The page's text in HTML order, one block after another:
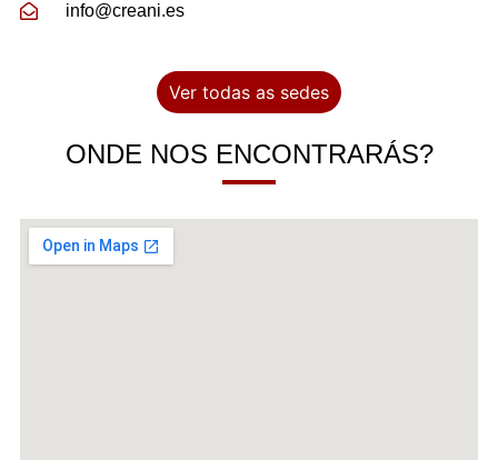
info@creani.es
Ver todas as sedes
ONDE NOS ENCONTRARÁS?